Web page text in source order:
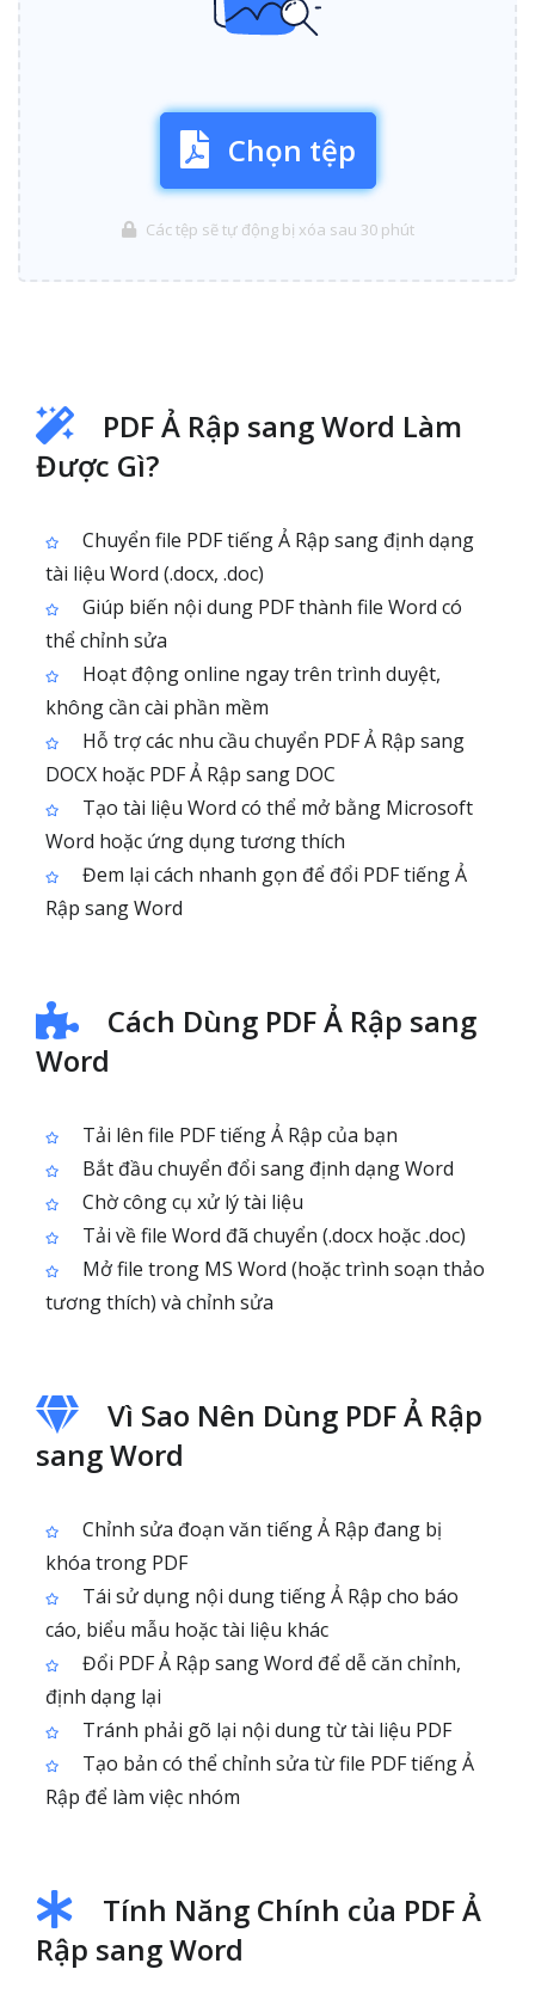
Chọn tệp
Các tệp sẽ tự động bị xóa sau 30 phút
PDF Ả Rập sang Word Làm
Được Gì?
Chuyển file PDF tiếng Ả Rập sang định dạng
tài liệu Word (.docx, .doc)
Giúp biến nội dung PDF thành file Word có
thể chỉnh sửa
Hoạt động online ngay trên trình duyệt,
không cần cài phần mềm
Hỗ trợ các nhu cầu chuyển PDF Ả Rập sang
DOCX hoặc PDF Ả Rập sang DOC
Tạo tài liệu Word có thể mở bằng Microsoft
Word hoặc ứng dụng tương thích
Đem lại cách nhanh gọn để đổi PDF tiếng Ả
Rập sang Word
Cách Dùng PDF Ả Rập sang
Word
Tải lên file PDF tiếng Ả Rập của bạn
Bắt đầu chuyển đổi sang định dạng Word
Chờ công cụ xử lý tài liệu
Tải về file Word đã chuyển (.docx hoặc .doc)
Mở file trong MS Word (hoặc trình soạn thảo
tương thích) và chỉnh sửa
Vì Sao Nên Dùng PDF Ả Rập
sang Word
Chỉnh sửa đoạn văn tiếng Ả Rập đang bị
khóa trong PDF
Tái sử dụng nội dung tiếng Ả Rập cho báo
cáo, biểu mẫu hoặc tài liệu khác
Đổi PDF Ả Rập sang Word để dễ căn chỉnh,
định dạng lại
Tránh phải gõ lại nội dung từ tài liệu PDF
Tạo bản có thể chỉnh sửa từ file PDF tiếng Ả
Rập để làm việc nhóm
Tính Năng Chính của PDF Ả
Rập sang Word